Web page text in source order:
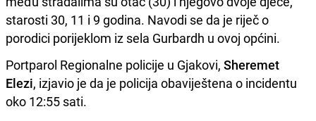
starosti 30, 11 i 9 godina. Navodi se da je riječ o
porodici porijeklom iz sela Gurbardh u ovoj općini.
Portparol Regionalne policije u Gjakovi, Sheremet
Elezi, izjavio je da je policija obaviještena o incidentu
oko 12:55 sati.